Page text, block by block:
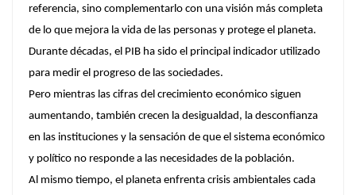
referencia, sino complementarlo con una visión más completa
de lo que mejora la vida de las personas y protege el planeta.
Durante décadas, el PIB ha sido el principal indicador utilizado
para medir el progreso de las sociedades.
Pero mientras las cifras del crecimiento económico siguen
aumentando, también crecen la desigualdad, la desconfianza
en las instituciones y la sensación de que el sistema económico
y político no responde a las necesidades de la población.
Al mismo tiempo, el planeta enfrenta crisis ambientales cada